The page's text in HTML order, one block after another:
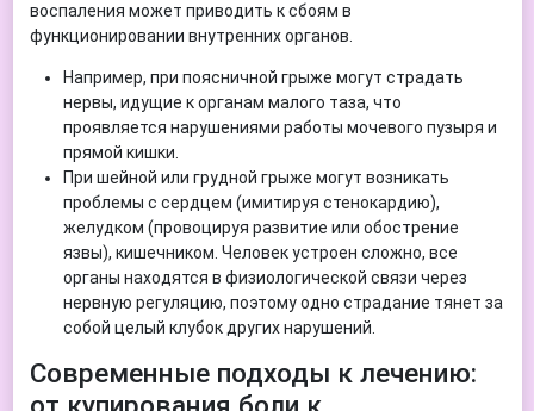
воспаления может приводить к сбоям в
функционировании внутренних органов.
Например, при поясничной грыже могут страдать
нервы, идущие к органам малого таза, что
проявляется нарушениями работы мочевого пузыря и
прямой кишки.
При шейной или грудной грыже могут возникать
проблемы с сердцем (имитируя стенокардию),
желудком (провоцируя развитие или обострение
язвы), кишечником. Человек устроен сложно, все
органы находятся в физиологической связи через
нервную регуляцию, поэтому одно страдание тянет за
собой целый клубок других нарушений.
Современные подходы к лечению: